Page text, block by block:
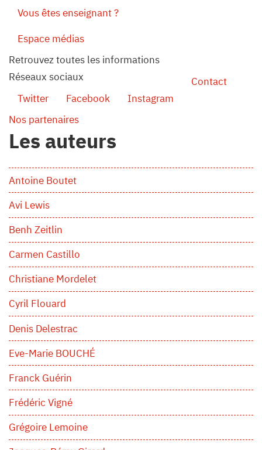
Vous êtes enseignant ?
Espace médias
Retrouvez toutes les informations
Réseaux sociaux
Twitter
Facebook Instagram
Contact
Nos partenaires
Les auteurs
Antoine Boutet
Avi Lewis
Benh Zeitlin
Carmen Castillo
Christiane Mordelet
Cyril Flouard
Denis Delestrac
Eve-Marie BOUCHÉ
Franck Guérin
Frédéric Vigné
Grégoire Lemoine